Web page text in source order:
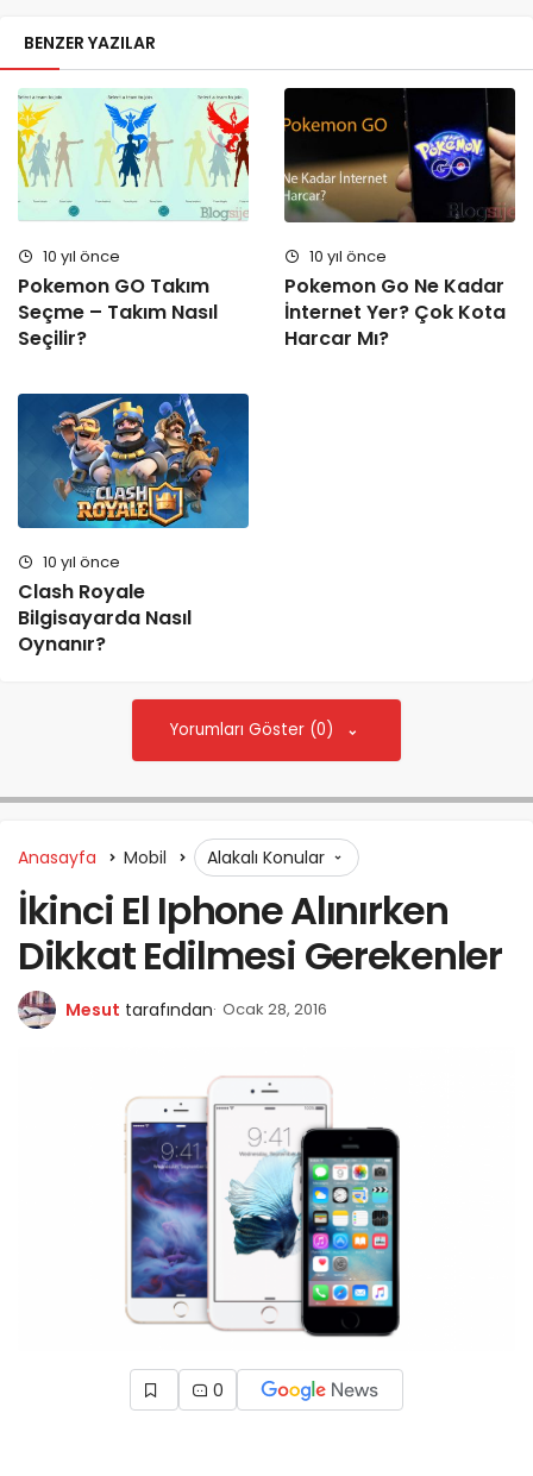
BENZER YAZILAR
10 yıl önce
Pokemon GO Takım
Seçme – Takım Nasıl
Seçilir?
10 yıl önce
Pokemon Go Ne Kadar
İnternet Yer? Çok Kota
Harcar Mı?
10 yıl önce
Clash Royale
Bilgisayarda Nasıl
Oynanır?
Yorumları Göster (0)
Anasayfa Mobil Alakalı Konular
İkinci El Iphone Alınırken
Dikkat Edilmesi Gerekenler
Mesut tarafından Ocak 28, 2016
0